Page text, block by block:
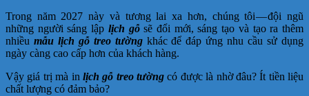
Trong năm 2027 này và tương lai xa hơn, chúng tôi — đội ngũ
những người sáng lập lịch gỗsẽ đổi mới, sáng tạo và tạo ra thêm
nhiều mẫu lịch gỗ treo tườngkhác để đáp ứng nhu cầu sử dụng
ngày càng cao cấp hơn của khách hàng.
Vậy giá trị mà in lịch gỗ treo tường có được là nhờ đâu? Ít tiền liệu
chất lượng có đảm bảo?